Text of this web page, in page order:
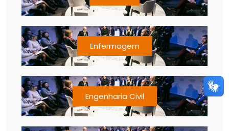
Enfermagem
Engenharia Civil